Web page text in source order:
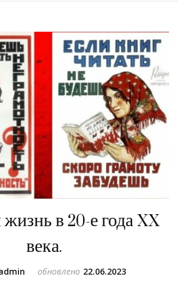
в 20-е года XX
века.
обновлено 22.06.2023